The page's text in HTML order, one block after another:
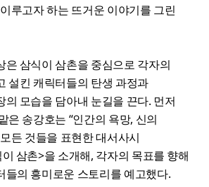
루고자 하는 뜨거운 이야기를 그린
은 삼식이 삼촌을 중심으로 각자의
설킨 캐릭터들의 탄생 과정과
의 모습을 담아내 눈길을 끈다. 먼저
은 송강호는 “인간의 욕망, 신의
든 것들을 표현한 대서사시
삼촌>을 소개해, 각자의 목표를 향해
들의 흥미로운 스토리를 예고했다.